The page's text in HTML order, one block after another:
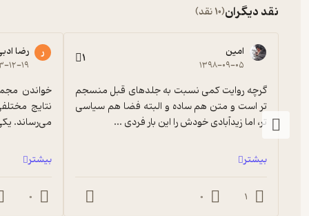
درباره‌ احمد زیدآبادی
زیدآبادی روزنامه‌نگار معروف و محبوبی است که علاوه بر
برجسته‌ترین روزنامه‌نگاران و تحلیل‌گران سیاسی است. او با داشتن
اسراییل هم شناخته
اهدا کرد. به دلیل مبارزات و تلاش‌هایی که زیدآبادی برای آزادی
نقد دیگران(10 نقد)
امین
۱۳۹۸-۰۹-۰۵ 1
تر، اما زیدآبادی خودش را این بار فردی ...
بیشتر
1
0
ر رضا
۱۴۰۳-
می‌رساند. یکی از اینها اینکه زیدآبادی ب...
بیشتر
0